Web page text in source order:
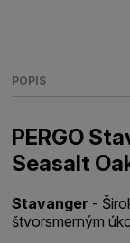
POPIS
PERGO
Seasalt
Stavanger -
štvorsmerným